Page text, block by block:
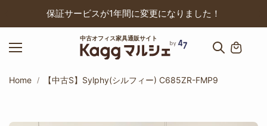
保証サービスが1年間に変更になりました！
中古オフィス家具通販サイト
Home 【中古S】Sylphy(シルフィー) C685ZR-FMP9